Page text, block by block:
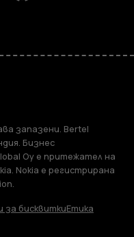
запазени. Bertel
Бизнес
Oy е притежател на
Nokia е регистрирана
за бисквиткиЕтика